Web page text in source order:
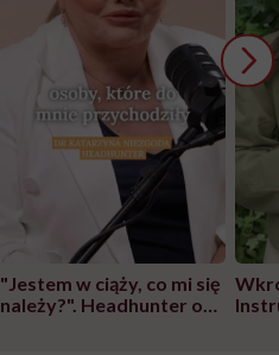
"Jestem w ciąży, co mi się
należy?". Headhunter o